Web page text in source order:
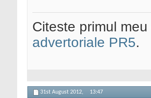
Citeste primul meu
advertoriale PR5.
31st August 2012, 13:47